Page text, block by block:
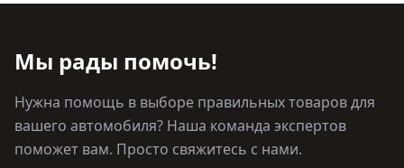
Мы рады помочь!
Нужна помощь в выборе правильных товаров для
вашего автомобиля? Наша команда экспертов
поможет вам. Просто свяжитесь с нами.